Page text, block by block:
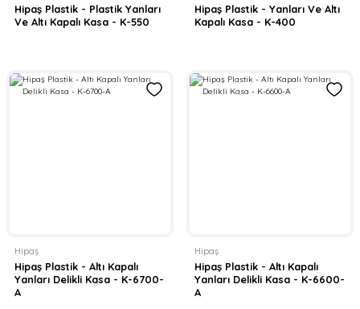
Hipaş Plastik - Plastik Yanları
Ve Altı Kapalı Kasa - K-550
Hipaş Plastik - Yanları Ve Altı
Kapalı Kasa - K-400
Hipaş
Hipaş Plastik - Altı Kapalı
Yanları Delikli Kasa - K-6700-
A
Hipaş
Hipaş Plastik - Altı Kapalı
Yanları Delikli Kasa - K-6600-
A